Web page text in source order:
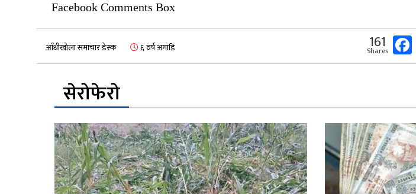
Facebook Comments Box
आँधीखोला समाचार डेस्क ६ वर्ष अगाडि 161
Shares
सेरोफेरो